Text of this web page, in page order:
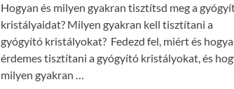
Hogyan és milyen gyakran tisztítsd meg a
kristályaidat? Milyen gyakran kell tisztítani a
gyógyító kristályokat? Fedezd fel, miért és
érdemes tisztítani a gyógyító kristályokat, és
milyen gyakran …